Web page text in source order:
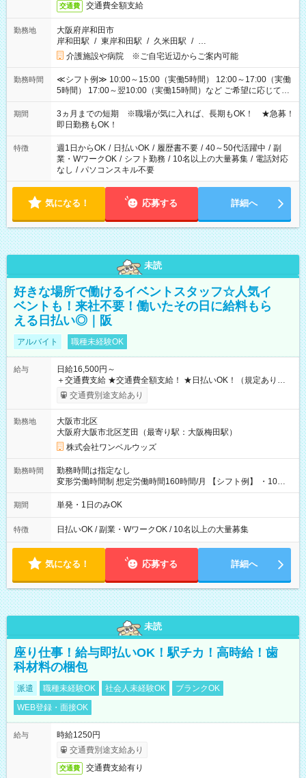
交通費 交通費全額支給
勤務地
大阪府岸和田市
岸和田駅 / 東岸和田駅 / 久米田駅 / …
介護施設や病院 ※ご自宅近辺からご案内可能
勤務時間
≪シフト例≫ 10:00～15:00（実働5時間） 12:00～17:00（実働
5時間） 17:00～翌10:00（実働15時間）など ご希望に応じて、
働く時間は調整できます！ お気軽に担当へ相談ください！
期間
3ヵ月までの短期 ※職場が気に入れば、長期もOK！ ★急募！
即日勤務もOK！
特徴 週1日からOK / 日払いOK / 履歴書不要 / 40～50代活躍中 / 副
業・WワークOK / シフト勤務 / 10名以上の大量募集 / 電話対応
なし / パソコンスキル不要
気になる！ 応募する 詳細へ
未読
好きな場所で働けるイベントスタッフ☆人気イ
ベントも！来社不要！働いたその日に給料もら
える日払い◎｜阪
アルバイト 職種未経験OK
給与
日給16,500円～
＋交通費支給 ★交通費全額支給！ ★日払いOK！（規定あり） ┗
働いたその日に現金GET♪ お仕事後はコンビニATMから 日払
交通費別途支給あり
勤務地
大阪市北区
大阪府大阪市北区芝田（最寄り駅：大阪梅田駅）
株式会社ワンベルウッズ
勤務時間
勤務時間は指定なし
変形労働時間制 想定労働時間160時間/月 【シフト例】 ・10：
00～20：00
期間 単発・1日のみOK
特徴 日払いOK / 副業・WワークOK / 10名以上の大量募集
気になる！ 応募する 詳細へ
未読
座り仕事！給与即払いOK！駅チカ！高時給！歯
科材料の梱包
派遣 職種未経験OK 社会人未経験OK
ブランクOK
WEB登録・面接OK
給与
時給1250円
交通費別途支給あり
交通費 交通費支給有り